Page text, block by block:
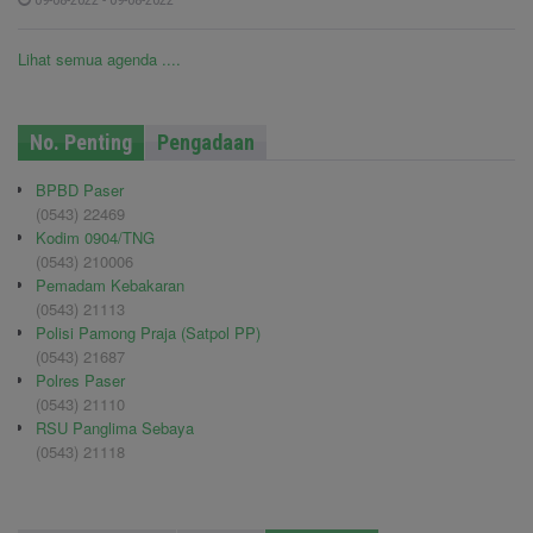
Lihat semua agenda ....
No. Penting Pengadaan
BPBD Paser
(0543) 22469
Kodim 0904/TNG
(0543) 210006
Pemadam Kebakaran
(0543) 21113
Polisi Pamong Praja (Satpol PP)
(0543) 21687
Polres Paser
(0543) 21110
RSU Panglima Sebaya
(0543) 21118